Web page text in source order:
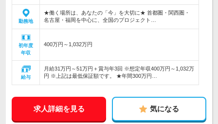
勤務地
★働く場所は、あなたの「今」を大切に★ 首都圏・関西圏・
名古屋・福岡を中心に、全国のプロジェクト…
初年度
年収
400万円～1,032万円
給与
月給31万円～51万円＋賞与年3回 ※想定年収400万円～1,032万
円 ※上記は最低保証額です。 ★年間300万円…
求人詳細を見る 気になる